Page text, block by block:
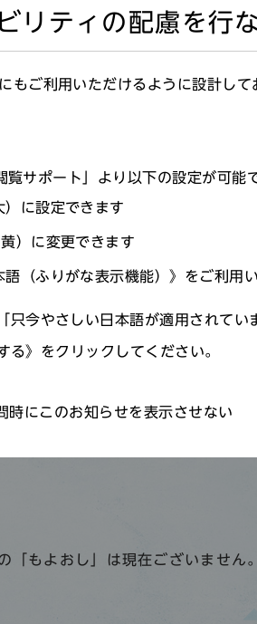
「もよおし」は現在ございません。
リティの配慮を行
もご利用いただけるように設計して
サポート」より以下の設定が可能
に設定できます
）に変更できます
（ふりがな表示機能）》をご利用
今やさしい日本語が適用されてい
》をクリックしてください。
時にこのお知らせを表示させない